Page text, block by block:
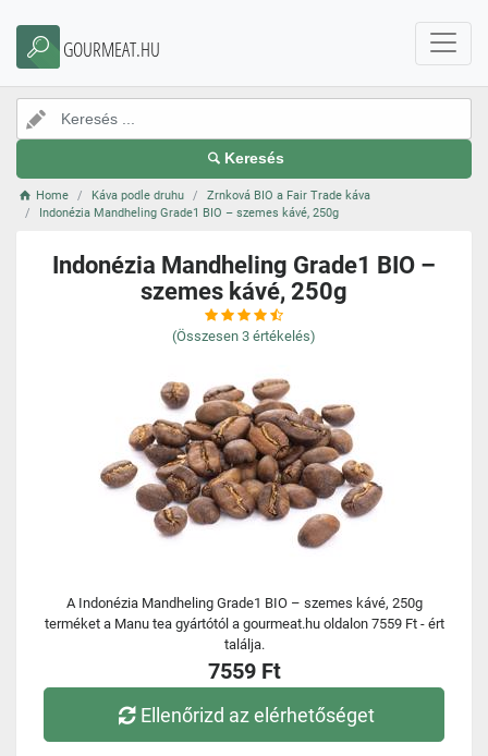
GOURMEAT.HU
Keresés
Home Káva podle druhu
Zrnková BIO a Fair Trade káva
Indonézia Mandheling Grade1 BIO – szemes kávé, 250g
Indonézia Mandheling Grade1 BIO –
szemes kávé, 250g
(Összesen 3 értékelés)
A Indonézia Mandheling Grade1 BIO – szemes kávé, 250g
terméket a Manu tea gyártótól a gourmeat.hu oldalon 7559 Ft - ért
találja.
7559 Ft
Ellenőrizd az elérhetőséget